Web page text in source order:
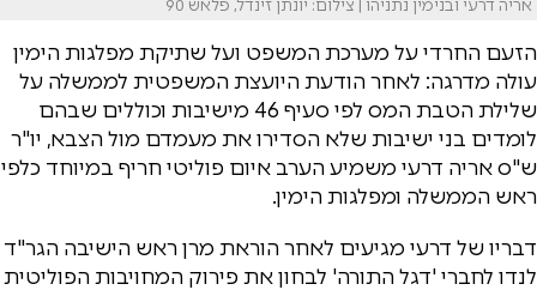
אריה דרעי ובנימין נתניהו | צילום: יונתן זינדל, פלאש 90
הזעם החרדי על מערכת המשפט ועל שתיקת מפלגות הימין
עולה מדרגה: לאחר הודעת היועצת המשפטית לממשלה על
שלילת הטבת המס לפי סעיף 46 מישיבות וכוללים שבהם
לומדים בני ישיבות שלא הסדירו את מעמדם מול הצבא, יו"ר
ש"ס אריה דרעי משמיע הערב איום פוליטי חריף במיוחד כלפי
ראש הממשלה ומפלגות הימין.
דבריו של דרעי מגיעים לאחר הוראת מרן ראש הישיבה הגר"ד
לנדו לחברי 'דגל התורה' לבחון את פירוק המחויבות הפוליטית